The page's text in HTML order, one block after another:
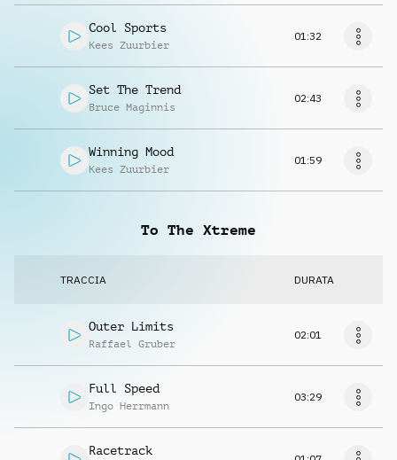
Cool Sports
Kees Zuurbier
01:32
Set The Trend
Bruce Maginnis
02:43
Winning Mood
Kees Zuurbier
01:59
To The Xtreme
TRACCIA DURATA
Outer Limits
Raffael Gruber
02:01
Full Speed
Ingo Herrmann
03:29
Racetrack